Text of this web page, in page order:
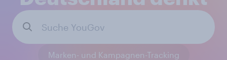
Marken- und Kampagnen-Tracking